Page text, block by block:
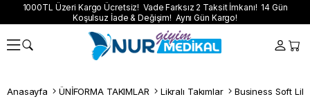
1000TL Üzeri Kargo Ücretsiz! Vade Farksız 2 Taksit İmkanı! 14 Gün
Koşulsuz İade & Değişim! Aynı Gün Kargo!
Anasayfa ÜNİFORMA TAKIMLAR Likralı Takımlar Business Soft